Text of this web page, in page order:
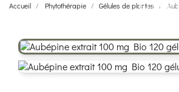
HUILE
Accueil Phytothérapie Gélules de plantes